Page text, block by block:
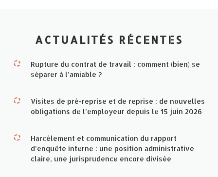
ACTUALITÉS RÉCENTES
Rupture du contrat de travail : comment (bien) se
séparer à l’amiable ?
Visites de pré-reprise et de reprise : de nouvelles
obligations de l’employeur depuis le 15 juin 2026
Harcèlement et communication du rapport
d’enquête interne : une position administrative
claire, une jurisprudence encore divisée